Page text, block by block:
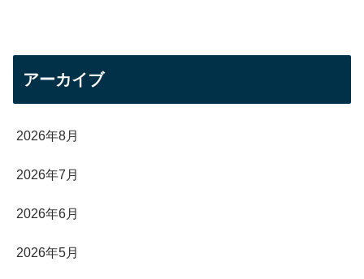
アーカイブ
2026年8月
2026年7月
2026年6月
2026年5月